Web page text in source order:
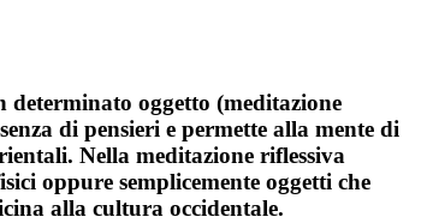
determinato oggetto (meditazione
di pensieri e permette alla mente di
Nella meditazione riflessiva
oppure semplicemente oggetti che
alla cultura occidentale.